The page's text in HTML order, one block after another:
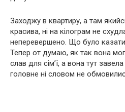
Заходжу в квартиру, а там
красива, ні на кілограм не
неперевершено. Що було
Тепер от думаю, як так вона
слав для сім’ї, а вона тут
головне ні словом не